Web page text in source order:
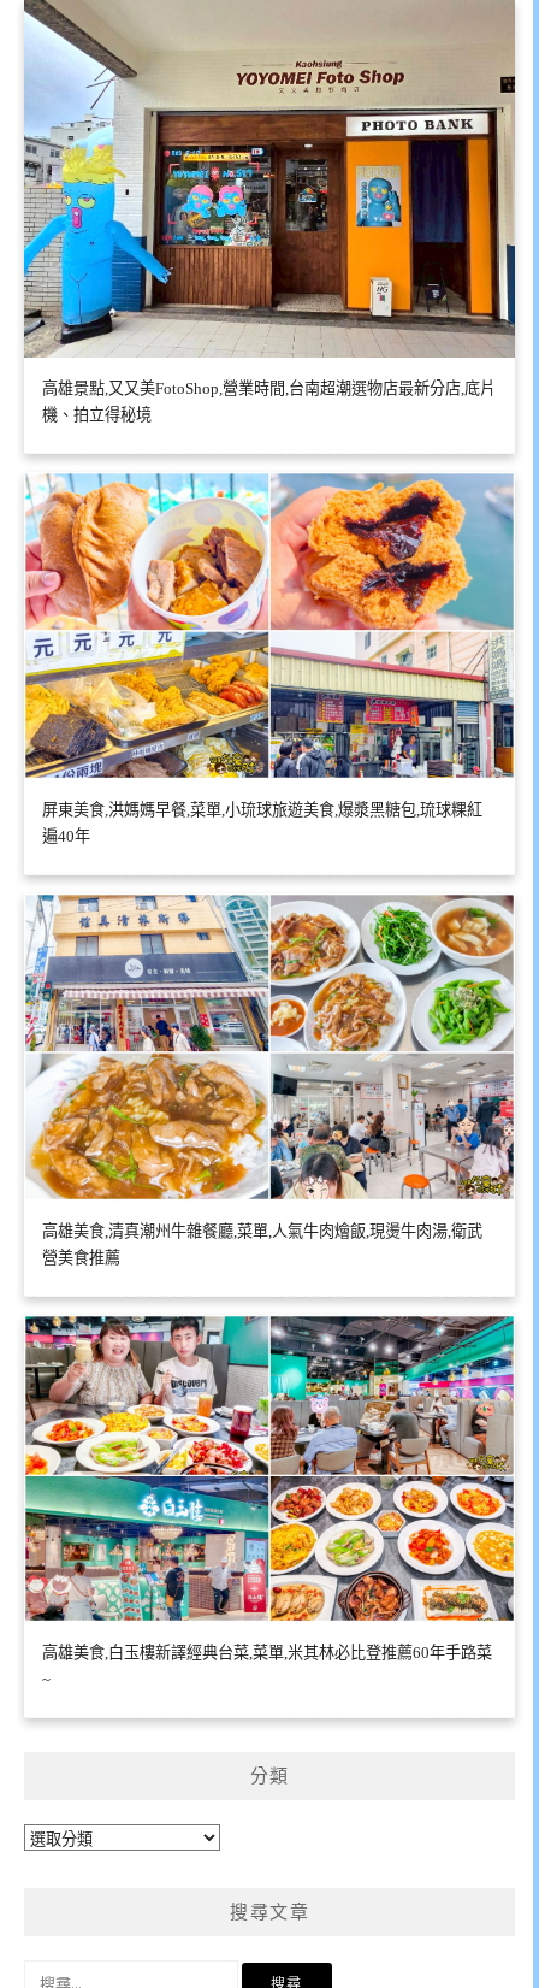
高雄景點,又又美FotoShop,營業時間,台南超潮選物店最新分店,底片
機、拍立得秘境
屏東美食,洪媽媽早餐,菜單,小琉球旅遊美食,爆漿黑糖包,琉球粿紅
遍40年
高雄美食,清真潮州牛雜餐廳,菜單,人氣牛肉燴飯,現燙牛肉湯,衛武
營美食推薦
高雄美食,白玉樓新譯經典台菜,菜單,米其林必比登推薦60年手路菜
~
分類
分
搜尋文章